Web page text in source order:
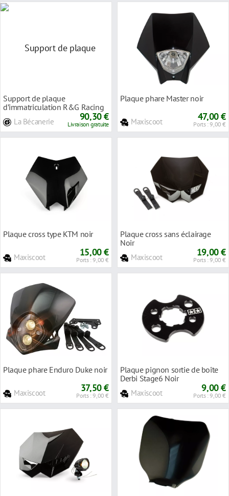
Support de plaque
d’immatriculation R&G Racing
La Bécanerie 90,30 €
Livraison gratuite
Plaque phare Master noir
Maxiscoot 47,00 €
Ports : 9,00 €
Plaque cross type KTM noir
Maxiscoot 15,00 €
Ports : 9,00 €
Plaque cross sans éclairage
Noir
Maxiscoot 19,00 €
Ports : 9,00 €
Plaque phare Enduro Duke noir
Maxiscoot 37,50 €
Ports : 9,00 €
Plaque pignon sortie de boîte
Derbi Stage6 Noir
Maxiscoot 9,00 €
Ports : 9,00 €